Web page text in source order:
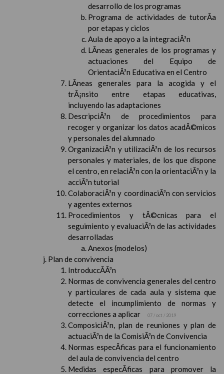
desarrollo de los programas
Programa de actividades de tutorÃ­a
por etapas y ciclos
Aula de apoyo a la integraciÃ³n
LÃ­neas generales de los programas y
actuaciones del Equipo de
OrientaciÃ³n Educativa en el Centro
LÃ­neas generales para la acogida y el
trÃ¡nsito entre etapas educativas,
incluyendo las adaptaciones
DescripciÃ³n de procedimientos para
recoger y organizar los datos acadÃ©micos
y personales del alumnado
OrganizaciÃ³n y utilizaciÃ³n de los recursos
personales y materiales, de los que dispone
el centro, en relaciÃ³n con la orientaciÃ³n y la
acciÃ³n tutorial
ColaboraciÃ³n y coordinaciÃ³n con servicios
y agentes externos
Procedimientos y tÃ©cnicas para el
seguimiento y evaluaciÃ³n de las actividades
desarrolladas
Anexos (modelos)
Plan de convivencia
IntroduccÃ­Ã³n
Normas de convivencia generales del centro
y particulares de cada aula y sistema que
detecte el incumplimiento de normas y
correcciones a aplicar
07 / oct / 2019
ComposiciÃ³n, plan de reuniones y plan de
actuaciÃ³n de la ComisiÃ³n de Convivencia
Normas especÃ­ficas para el funcionamiento
del aula de convivencia del centro
Medidas especÃ­ficas para promover la